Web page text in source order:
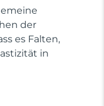
der
es Falten,
in